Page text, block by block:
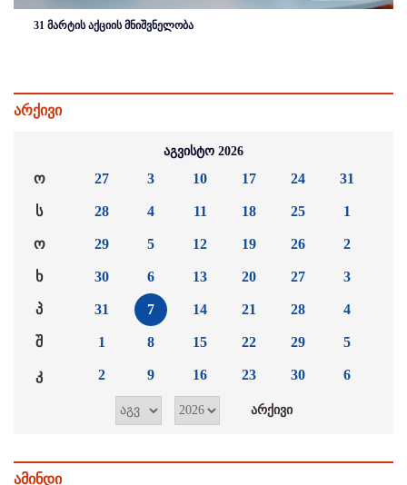
31 მარტის აქციის მნიშვნელობა
არქივი
აგვისტო 2026
ო
ს
ო
ხ
პ
შ
კ
27
28
29
30
31
1
2
3
4
5
6
7
8
9
10
11
12
13
14
15
16
17
18
19
20
21
22
23
24
25
26
27
28
29
30
31
1
2
3
4
5
6
ამინდი